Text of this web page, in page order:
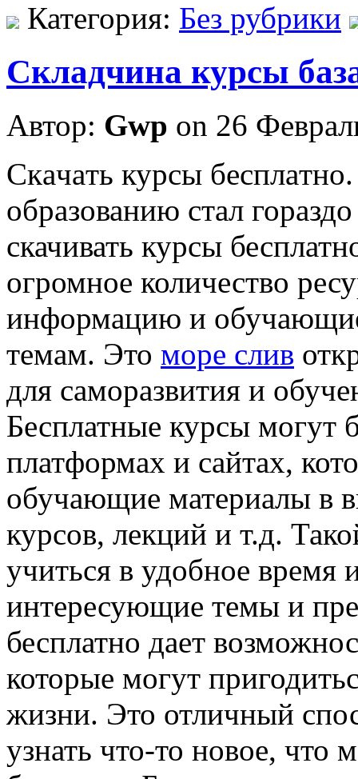
Категория: Без рубрики
Складчина курсы
Автор: Gwp on 26
Скaчaть курсы
образованию стал
скачивать курсы
огромное количество
информацию и
темам. Это море слив
для саморазвития и
Бесплатные курсы могут
платформах и сайтах,
обучающие материалы в
курсов, лекций и т.д.
учиться в удобное время
интересующие темы и
бесплатно дает
которые могут
жизни. Это отличный
узнать что-то новое, что